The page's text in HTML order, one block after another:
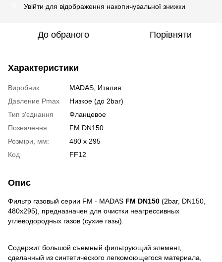
Увійти для відображення накопичувальної знижки
До обраного Порівняти
Характеристики
Виробник
MADAS, Италия
Давление Pmax
Низкое (до 2bar)
Тип з'єднання
Фланцевое
Позначення
FM DN150
Розміри, мм:
480 х 295
Код
FF12
Опис
Фильтр газовый серии FМ - MADAS FM DN150 (2bar, DN150,
480x295), предназначен для очистки неагрессивных
углеводородных газов (сухие газы).
Содержит большой съемный фильтрующий элемент,
сделанный из синтетического легкомоющегося материала,